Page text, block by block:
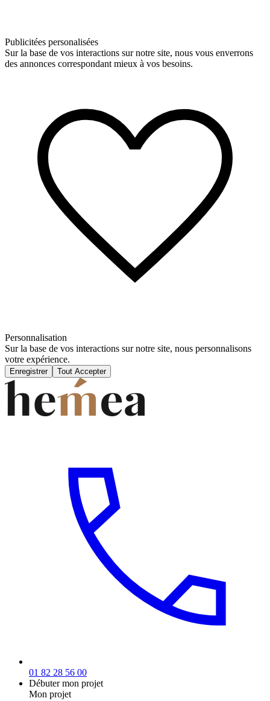
Publicitées personalisées
Sur la base de vos interactions sur notre site, nous vous enverrons
des annonces correspondant mieux à vos besoins.
Personnalisation
Sur la base de vos interactions sur notre site, nous personnalisons
votre expérience.
Enregistrer Tout Accepter
01 82 28 56 00
Débuter mon projet
Mon projet